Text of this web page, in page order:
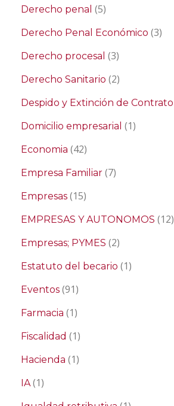
Derecho penal (5)
Derecho Penal Económico (3)
Derecho procesal (3)
Derecho Sanitario (2)
Despido y Extinción de Contrato
Domicilio empresarial (1)
Economia (42)
Empresa Familiar (7)
Empresas (15)
EMPRESAS Y AUTONOMOS (12)
Empresas; PYMES (2)
Estatuto del becario (1)
Eventos (91)
Farmacia (1)
Fiscalidad (1)
Hacienda (1)
IA(1)